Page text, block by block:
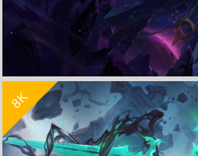
暗星女巫 丽桑卓《LOL英雄
8K